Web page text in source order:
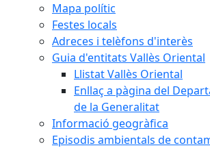
Mapa polític
Festes locals
Adreces i telèfons d'interès
Guia d'entitats Vallès Oriental
Llistat Vallès Oriental
Enllaç a pàgina del
de la Generalitat
Informació geogràfica
Episodis ambientals de